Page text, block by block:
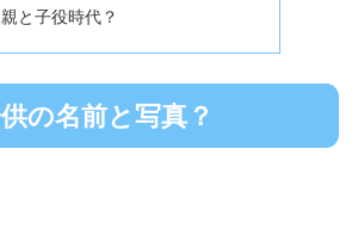
と子役時代？
の名前と写真？